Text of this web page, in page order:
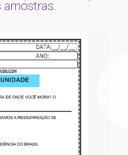
amostras.